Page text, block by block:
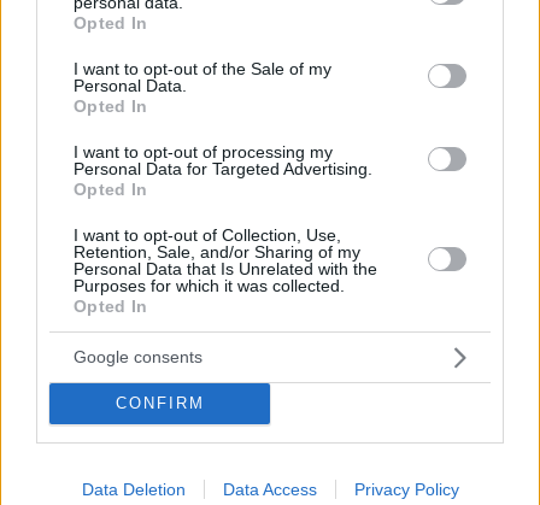
grant or deny consent to Google and its third-party tags to
use your data for below specified purposes in below Google
consent section.
Opted In
I want to opt-out of the Sale of my
Personal Data.
Opted In
I want to opt-out of processing my
Personal Data for Targeted Advertising.
Opted In
I want to opt-out of Collection, Use,
Retention, Sale, and/or Sharing of my
Personal Data that Is Unrelated with the
Purposes for which it was collected.
Opted In
Google consents
CONFIRM
Data Deletion Data Access Privacy Policy
06.08.2026, 21:23